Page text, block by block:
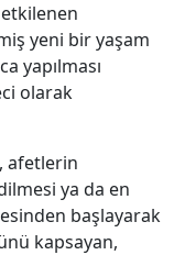
yeni bir yaşam
yapılması
olarak
afetlerin
ya da en
başlayarak
kapsayan,